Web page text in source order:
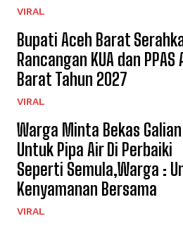
VIRAL
Bupati Aceh Barat
Rancangan KUA dan PPAS
Barat Tahun 2027
VIRAL
Warga Minta Bekas Galian
Untuk Pipa Air Di Perbaiki
Seperti Semula,Warga :
Kenyamanan Bersama
VIRAL